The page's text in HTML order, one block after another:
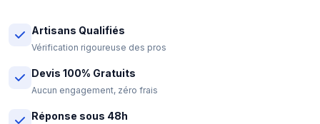
Artisans Qualifiés
Vérification rigoureuse des pros
Devis 100% Gratuits
Aucun engagement, zéro frais
Réponse sous 48h